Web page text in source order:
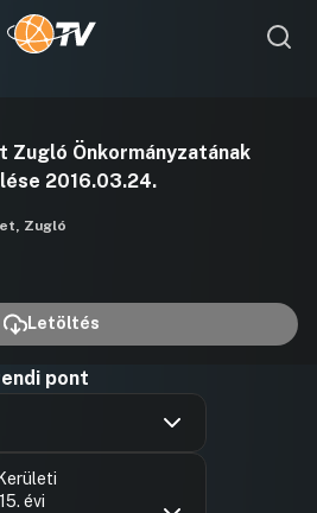
lejátszása
Zugló Önkormányzatának
2016.03.24.
Zugló
Letöltés
pont
évi